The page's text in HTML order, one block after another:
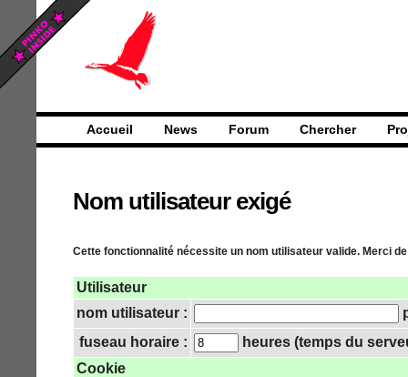
Accueil News Forum Chercher
Nom utilisateur exigé
Cette fonctionnalité nécessite un nom utilisateur valide. Merci
Utilisateur
nom utilisateur :
fuseau horaire :
heures (temps du
Cookie